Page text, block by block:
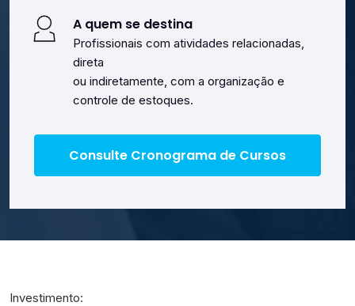
A quem se destina
Profissionais com atividades relacionadas,
direta
ou indiretamente, com a organização e
controle de estoques.
Consulte Cronograma de Cursos
Investimento: